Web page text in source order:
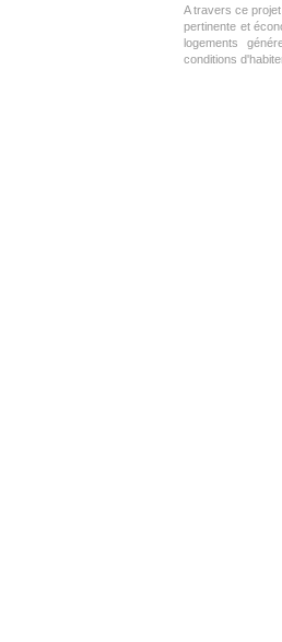
A travers ce
pertinente et
logements
conditions